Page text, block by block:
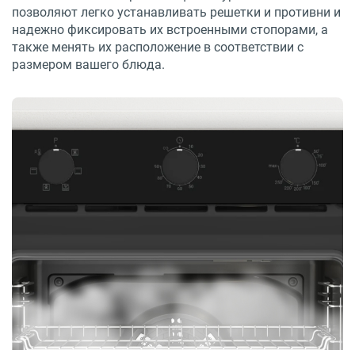
позволяют легко устанавливать решетки и противни и
надежно фиксировать их встроенными стопорами, а
также менять их расположение в соответствии с
размером вашего блюда.